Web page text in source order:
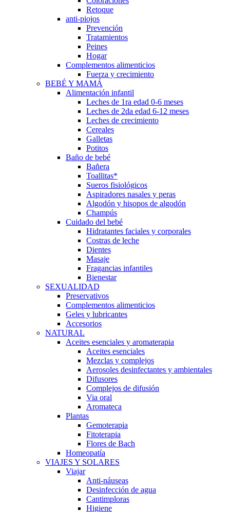
Retoque
anti-piojos
Prevención
Tratamientos
Peines
Hogar
Complementos alimenticios
Fuerza y crecimiento
BEBÉ Y MAMÁ
Alimentación infantil
Leches de 1ra edad 0-6 meses
Leches de 2da edad 6-12 meses
Leches de crecimiento
Cereales
Galletas
Potitos
Baño de bebé
Bañera
Toallitas*
Sueros fisiológicos
Aspiradores nasales y peras
Algodón y hisopos de algodón
Champús
Cuidado del bebé
Hidratantes faciales y corporales
Costras de leche
Dientes
Masaje
Fragancias infantiles
Bienestar
SEXUALIDAD
Preservativos
Complementos alimenticios
Geles y lubricantes
Accesorios
NATURAL
Aceites esenciales y aromaterapia
Aceites esenciales
Mezclas y complejos
Aerosoles desinfectantes y ambientales
Difusores
Complejos de difusión
Via oral
Aromateca
Plantas
Gemoterapia
Fitoterapia
Flores de Bach
Homeopatía
VIAJES Y SOLARES
Viajar
Anti-náuseas
Desinfección de agua
Cantimploras
Higiene